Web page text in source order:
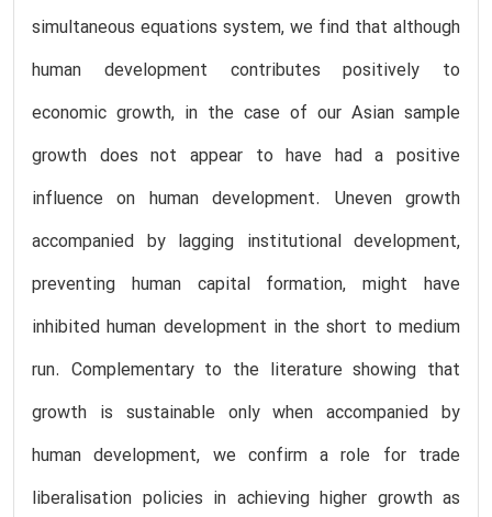
simultaneous equations system, we find that although
human development contributes positively to
economic growth, in the case of our Asian sample
growth does not appear to have had a positive
influence on human development. Uneven growth
accompanied by lagging institutional development,
preventing human capital formation, might have
inhibited human development in the short to medium
run. Complementary to the literature showing that
growth is sustainable only when accompanied by
human development, we confirm a role for trade
liberalisation policies in achieving higher growth as